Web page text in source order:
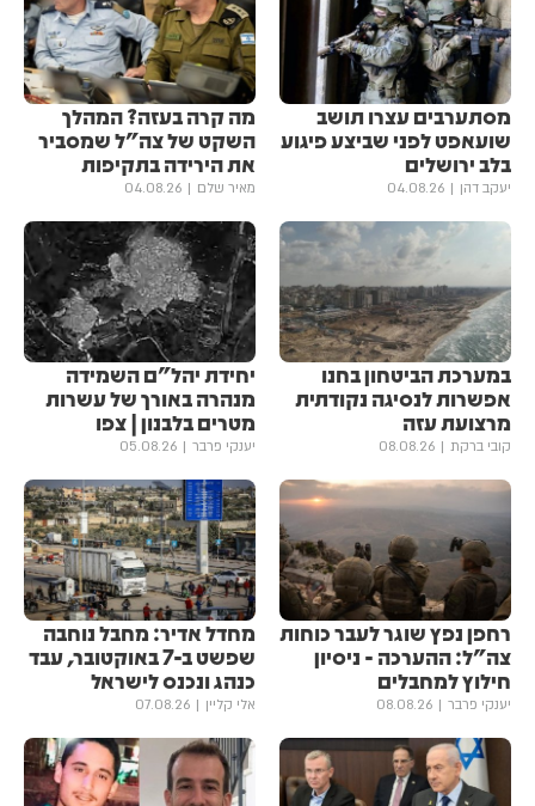
מסתערבים עצרו תושב
שועאפט לפני שביצע פיגוע
בלב ירושלים
יעקב דהן 04.08.26
מה קרה בעזה? המהלך
השקט של צה"ל שמסביר
את הירידה בתקיפות
מאיר שלם 04.08.26
במערכת הביטחון בחנו
אפשרות לנסיגה נקודתית
מרצועת עזה
קובי ברקת 08.08.26
יחידת יהל״ם השמידה
מנהרה באורך של עשרות
מטרים בלבנון | צפו
יענקי פרבר 05.08.26
רחפן נפץ שוגר לעבר כוחות
צה"ל: ההערכה - ניסיון
חילוץ למחבלים
יענקי פרבר 08.08.26
מחדל אדיר: מחבל נוחבה
שפשט ב-7 באוקטובר, עבד
כנהג ונכנס לישראל
אלי קליין 07.08.26